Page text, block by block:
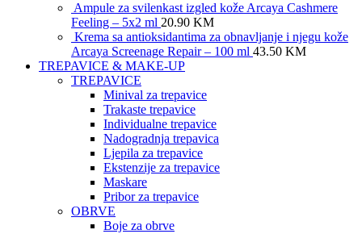
Ampule za svilenkast izgled kože Arcaya Cashmere
Feeling – 5x2 ml 20.90 KM
Krema sa antioksidantima za obnavljanje i njegu kože
Arcaya Screenage Repair – 100 ml 43.50 KM
TREPAVICE & MAKE-UP
TREPAVICE
Minival za trepavice
Trakaste trepavice
Individualne trepavice
Nadogradnja trepavica
Ljepila za trepavice
Ekstenzije za trepavice
Maskare
Pribor za trepavice
OBRVE
Boje za obrve